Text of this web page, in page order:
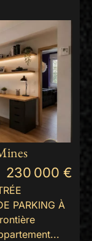
230 000 €
PARKING À